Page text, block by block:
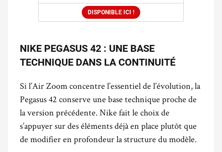
DISPONIBLE ICI !
NIKE PEGASUS 42 : UNE BASE
TECHNIQUE DANS LA CONTINUITÉ
Si l’Air Zoom concentre l’essentiel de l’évolution, la
Pegasus 42 conserve une base technique proche de
la version précédente. Nike fait le choix de
s’appuyer sur des éléments déjà en place plutôt que
de modifier en profondeur la structure du modèle.